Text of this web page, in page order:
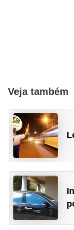
Veja também
o
t
o
s
e
s
c
o